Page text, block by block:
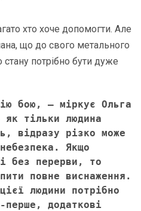
хто хоче допомогти. Але
що до свого метального
стану потрібно бути дуже
бою, – міркує Ольга
тільки людина
відразу різко може
Якщо
без перерви, то
повне виснаження.
людини потрібно
додаткові